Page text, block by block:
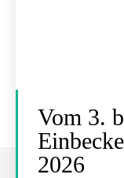
Vom 3.
2026